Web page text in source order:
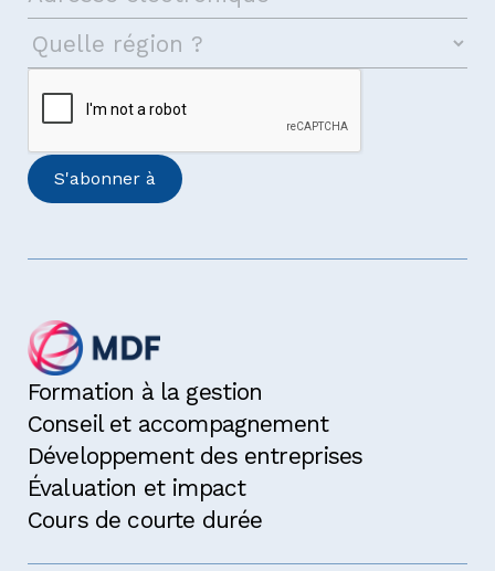
Formation à la gestion
Conseil et accompagnement
Développement des entreprises
Évaluation et impact
Cours de courte durée